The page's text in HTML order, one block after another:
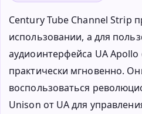
Century Tube Channel Strip
использовании, а для
аудиоинтерфейса UA Apollo
практически мгновенно.
воспользоваться
Unison от UA для